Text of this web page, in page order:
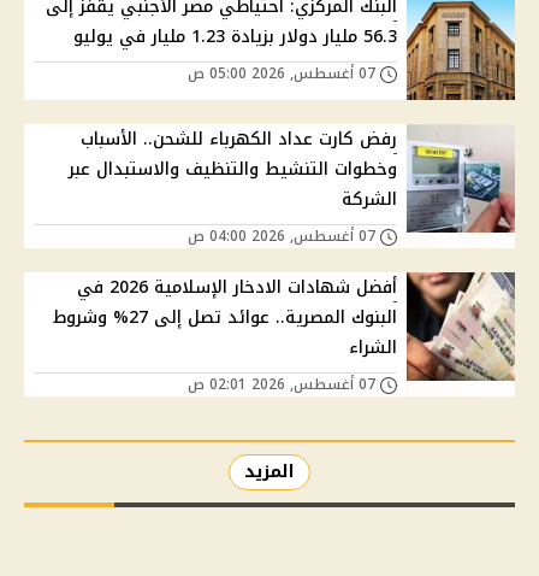
56.3 مليار دولار بزيادة 1.23 مليار في يوليو
رفض كارت عداد الكهرباء للشحن.. الأسباب
وخطوات التنشيط والتنظيف والاستبدال عبر
الشركة
أفضل شهادات الادخار الإسلامية 2026 في
البنوك المصرية.. عوائد تصل إلى 27% وشروط
الشراء
المزيد